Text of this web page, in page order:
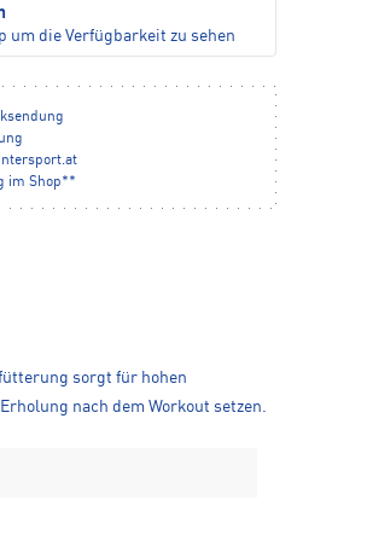
um die Verfügbarkeit zu sehen
intersport.at
im Shop**
sorgt für hohen
nach dem Workout setzen.